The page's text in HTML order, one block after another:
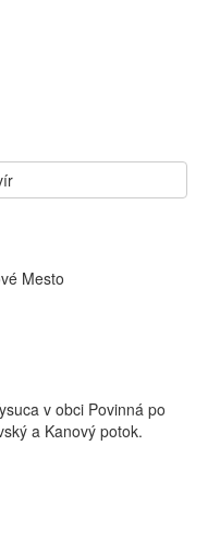
Mesto
v obci Povinná po
a Kanový potok.